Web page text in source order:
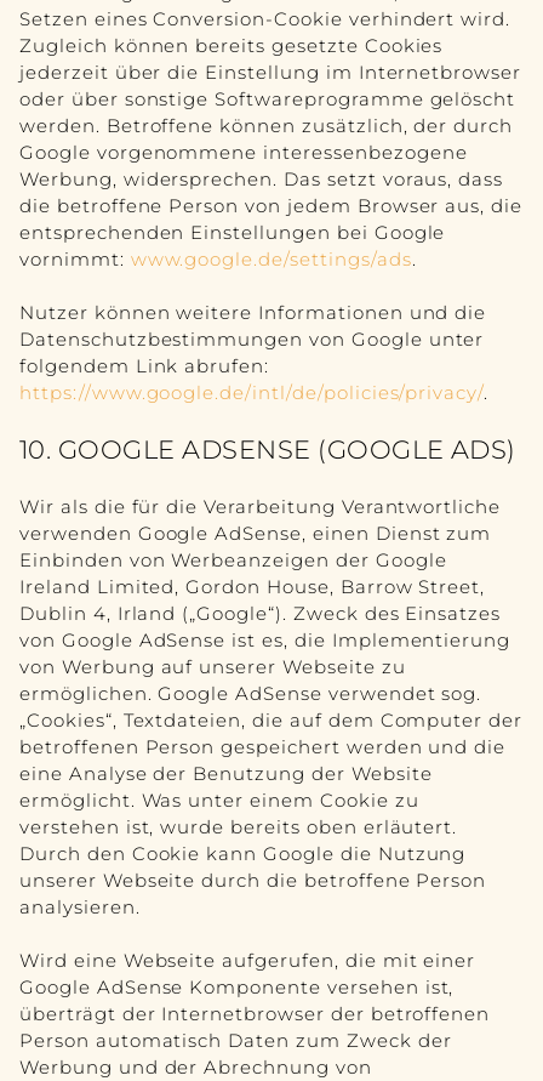
Setzen eines Conversion-Cookie verhindert wird.
Zugleich können bereits gesetzte Cookies
jederzeit über die Einstellung im Internetbrowser
oder über sonstige Softwareprogramme gelöscht
werden. Betroffene können zusätzlich, der durch
Google vorgenommene interessenbezogene
Werbung, widersprechen. Das setzt voraus, dass
die betroffene Person von jedem Browser aus, die
entsprechenden Einstellungen bei Google
vornimmt: www.google.de/settings/ads.
Nutzer können weitere Informationen und die
Datenschutzbestimmungen von Google unter
folgendem Link abrufen:
https://www.google.de/intl/de/policies/privacy/.
10. GOOGLE ADSENSE (GOOGLE ADS)
Wir als die für die Verarbeitung Verantwortliche
verwenden Google AdSense, einen Dienst zum
Einbinden von Werbeanzeigen der Google
Ireland Limited, Gordon House, Barrow Street,
Dublin 4, Irland („Google“). Zweck des Einsatzes
von Google AdSense ist es, die Implementierung
von Werbung auf unserer Webseite zu
ermöglichen. Google AdSense verwendet sog.
„Cookies“, Textdateien, die auf dem Computer der
betroffenen Person gespeichert werden und die
eine Analyse der Benutzung der Website
ermöglicht. Was unter einem Cookie zu
verstehen ist, wurde bereits oben erläutert.
Durch den Cookie kann Google die Nutzung
unserer Webseite durch die betroffene Person
analysieren.
Wird eine Webseite aufgerufen, die mit einer
Google AdSense Komponente versehen ist,
überträgt der Internetbrowser der betroffenen
Person automatisch Daten zum Zweck der
Werbung und der Abrechnung von